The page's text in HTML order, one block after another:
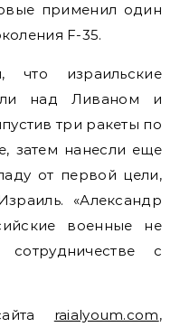
применил один
F-35.
что израильские
над Ливаном и
три ракеты по
затем нанесли еще
от первой цели,
«Александр
военные не
с
raialyoum.com,